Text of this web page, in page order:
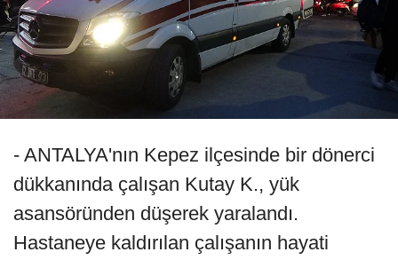
- ANTALYA'nın Kepez ilçesinde bir dönerci
dükkanında çalışan Kutay K., yük
asansöründen düşerek yaralandı.
Hastaneye kaldırılan çalışanın hayati